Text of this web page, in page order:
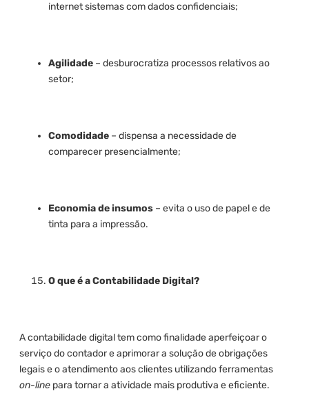
internet sistemas com dados confidenciais;
Agilidade – desburocratiza processos relativos ao
setor;
Comodidade – dispensa a necessidade de
comparecer presencialmente;
Economia de insumos – evita o uso de papel e de
tinta para a impressão.
O que é a Contabilidade Digital?
A contabilidade digital tem como finalidade aperfeiçoar o
serviço do contador e aprimorar a solução de obrigações
legais e o atendimento aos clientes utilizando ferramentas
on-line para tornar a atividade mais produtiva e eficiente.